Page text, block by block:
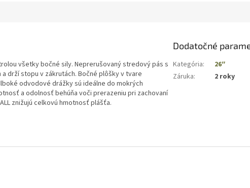
všetky bočné sily. Neprerušovaný stredový pás s
drží stopu v zákrutách. Bočné plôšky v tvare
odvodové drážky sú ideálne do mokrých
a odolnosť behúňa voči prerazeniu pri zachovaní
znižujú celkovú hmotnosť plášťa.
Dodatočné
Kategória:
26″
Záruka: 2 roky